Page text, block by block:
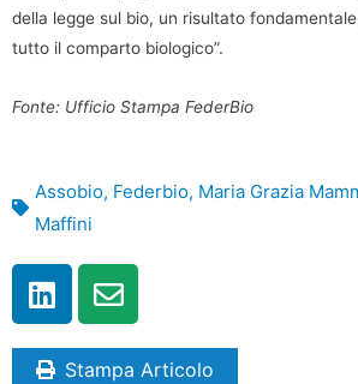
della legge sul bio, un risultato
tutto il comparto biologico”.
Fonte: Ufficio Stampa FederBio
Assobio, Federbio, Maria Grazia
Maffini
Stampa Articolo